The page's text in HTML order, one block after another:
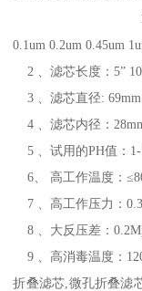
1 、
0.1um 0.2um 0.45um
2 、滤芯长度：5”
3 、滤芯直径:
4 、滤芯内径：
5 、试用的PH值
6、 高工作温度：
7 、高工作压力：
8 、大反压差：
9 、高消毒温度：
折叠滤芯,微孔折叠滤